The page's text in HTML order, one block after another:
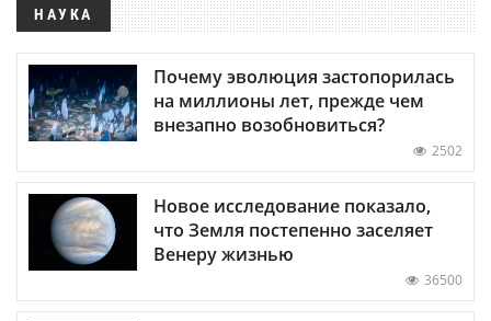
НАУКА
Почему эволюция застопорилась
на миллионы лет, прежде чем
внезапно возобновиться?
2502
Новое исследование показало,
что Земля постепенно заселяет
Венеру жизнью
36500